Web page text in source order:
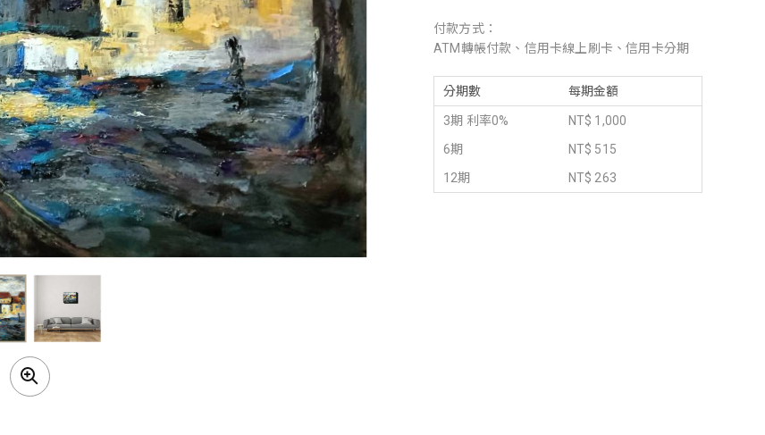
付款方式：
ATM轉帳付款、信用卡線上刷卡、信用卡分期
分期數 每期金額
3期 利率0%
NT$ 1,000
6期
NT$ 515
12期
NT$ 263